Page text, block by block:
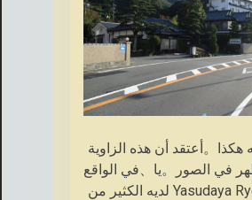
هكذا。أعتقد أن هذه الزاوية
في الصور。يا、في الواقع
، هذا Yasudaya Ryokan لديه الكثير من